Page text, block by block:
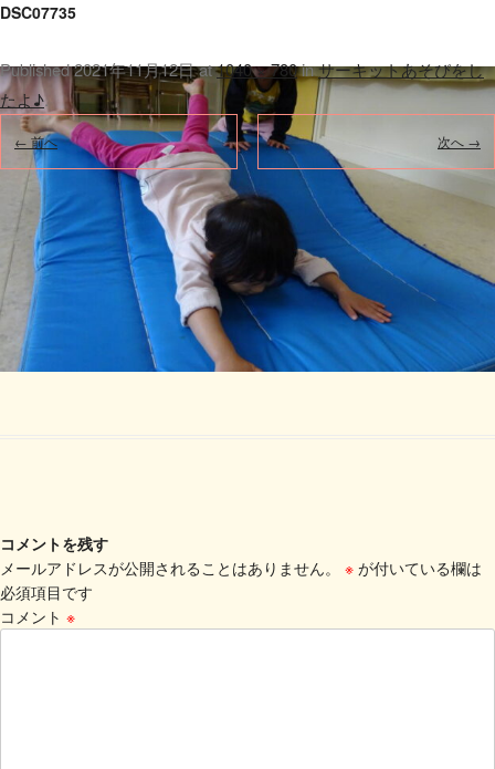
DSC07735
Published2021年11月12日at1040 × 780inサーキットあそびをし
たよ♪.
← 前へ 次へ →
コメントを残す
メールアドレスが公開されることはありません。
※ が付いている欄は
必須項目です
コメント ※